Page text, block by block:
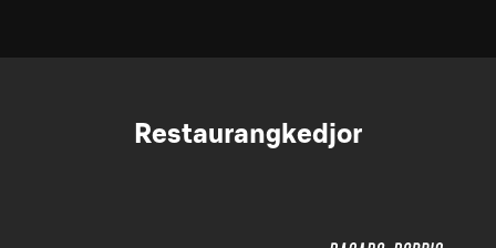
Restaurangkedjor